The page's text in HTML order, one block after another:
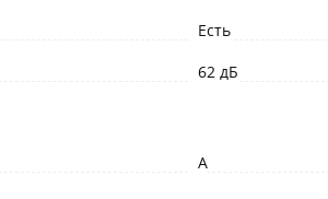
Есть
62 дБ
A